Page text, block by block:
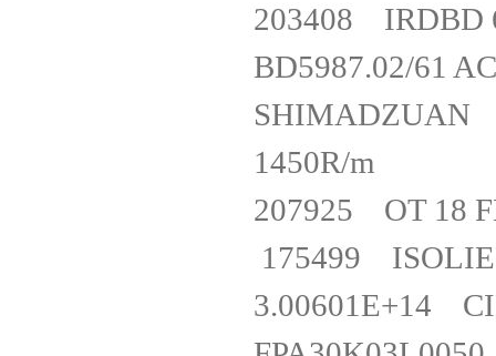
203408
BD5987.02/61
SHIMADZUAN
1450R/m
207925 OT
175499
3.00601E+14